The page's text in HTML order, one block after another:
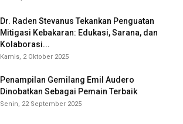
Dr. Raden Stevanus Tekankan Penguatan
Mitigasi Kebakaran: Edukasi, Sarana, dan
Kolaborasi...
Kamis, 2 Oktober 2025
Penampilan Gemilang Emil Audero
Dinobatkan Sebagai Pemain Terbaik
Senin, 22 September 2025